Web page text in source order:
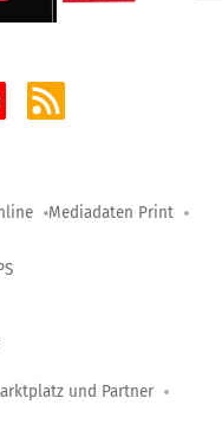
Mediadaten Print
und Partner